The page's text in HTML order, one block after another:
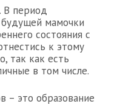
В период
мамочки
состояния с
к этому
так как есть
в том числе.
– это образование